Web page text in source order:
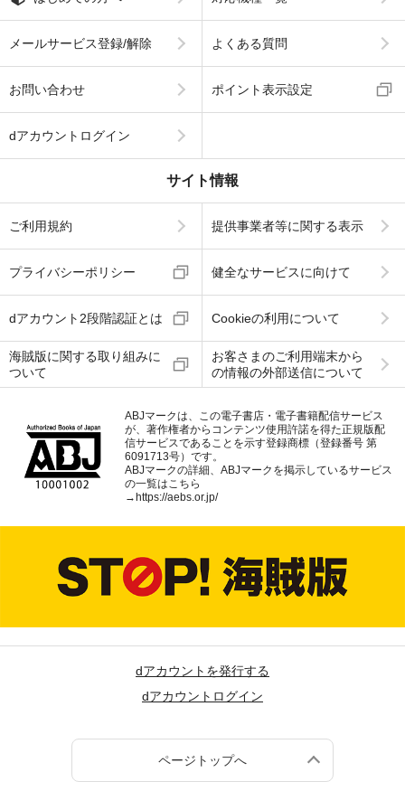
メールサービス登録/解除 よくある質問
お問い合わせ ポイント表示設定
dアカウントログイン
サイト情報
ご利用規約 提供事業者等に関する表示
プライバシーポリシー 健全なサービスに向けて
dアカウント2段階認証とは Cookieの利用について
海賊版に関する取り組みに
ついて
お客さまのご利用端末から
の情報の外部送信について
ABJマークは、この電子書店・電子書籍配信サービス
が、著作権者からコンテンツ使用許諾を得た正規版配
信サービスであることを示す登録商標（登録番号 第
6091713号）です。
ABJマークの詳細、ABJマークを掲示しているサービス
の一覧はこちら
→ https://aebs.or.jp/
dアカウントを発行する
dアカウントログイン
ページトップへ